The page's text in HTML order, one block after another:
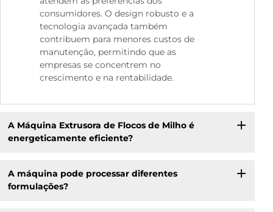
consumidores. O design robusto e a
tecnologia avançada também
contribuem para menores custos de
manutenção, permitindo que as
empresas se concentrem no
crescimento e na rentabilidade.
A Máquina Extrusora de Flocos de Milho é
energeticamente eficiente?
A máquina pode processar diferentes
formulações?